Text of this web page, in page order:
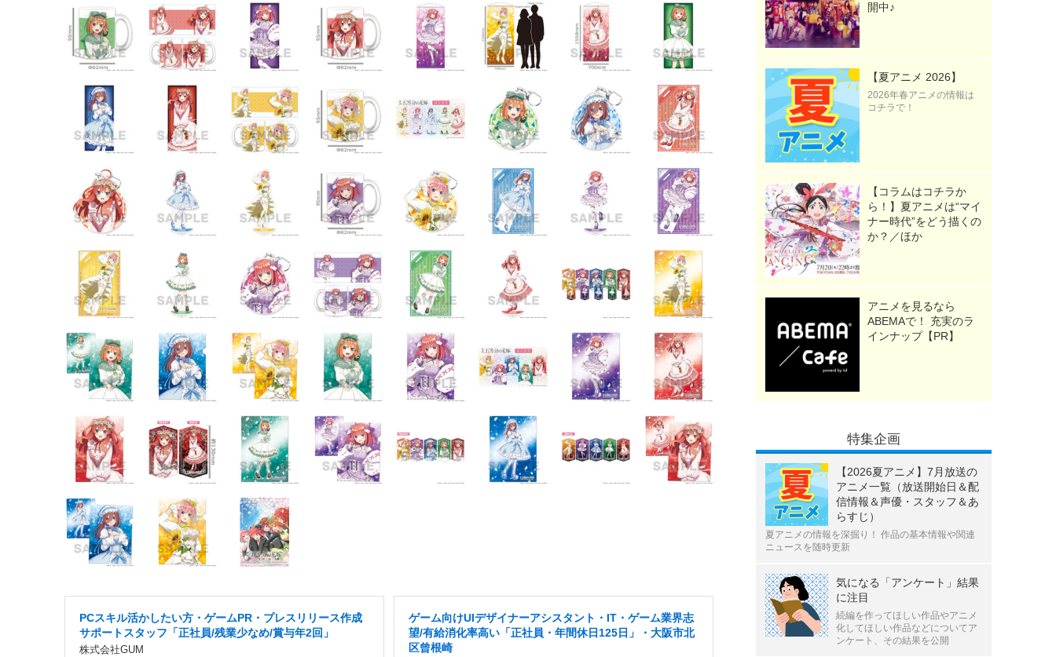
PCスキル活かしたい方・ゲームPR・プレスリリース作成
サポートスタッフ「正社員/残業少なめ/賞与年2回」
株式会社GUM
ゲーム向けUIデザイナーアシスタント・IT・ゲーム業界志
望/有給消化率高い「正社員・年間休日125日」・大阪市北
区曾根崎
開中♪
【夏アニメ 2026】
2026年春アニメの情報は
コチラで！
【コラムはコチラか
ら！】夏アニメは“マイ
ナー時代”をどう描くの
か？／ほか
アニメを見るなら
ABEMAで！ 充実のラ
インナップ【PR】
特集企画
【2026夏アニメ】7月放送の
アニメ一覧（放送開始日＆配
信情報＆声優・スタッフ＆あ
らすじ）
夏アニメの情報を深掘り！ 作品の基本情報や関連
ニュースを随時更新
気になる「アンケート」結果
に注目
続編を作ってほしい作品やアニメ
化してほしい作品などについてア
ンケート、その結果を公開